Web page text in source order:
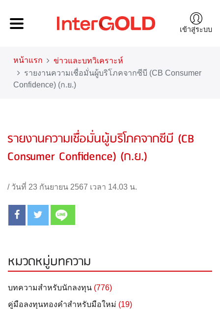
เข้าสู่ระบบ
หน้าแรก
ข่าวและบทวิเคราะห์
รายงานความเชื่อมั่นผู้บริโภคจากซีบี (CB Consumer
Confidence) (ก.ย.)
รายงานความเชื่อมั่นผู้บริโภคจากซีบี (CB
Consumer Confidence) (ก.ย.)
/ วันที่ 23 กันยายน 2567 เวลา 14.03 น.
หมวดหมู่บทความ
บทความสำหรับนักลงทุน (776)
คู่มือลงทุนทองคำสำหรับมือใหม่ (19)